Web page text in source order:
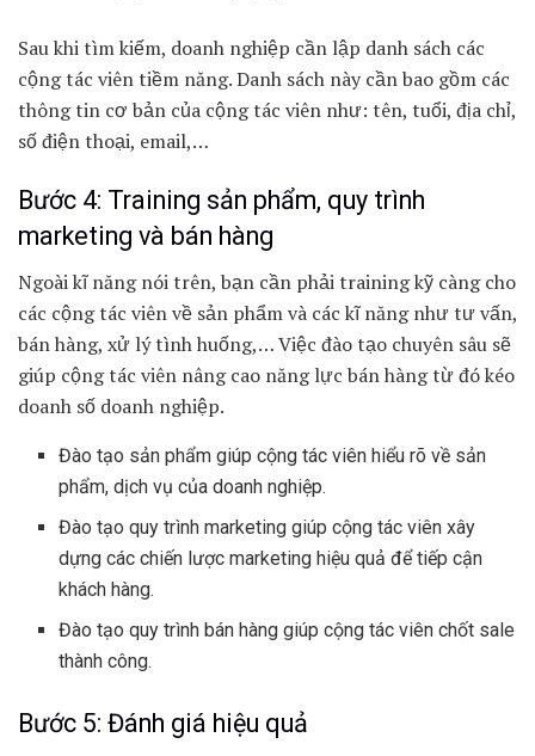
Sau khi tìm kiếm, doanh nghiệp cần lập danh sách các
cộng tác viên tiềm năng. Danh sách này cần bao gồm các
thông tin cơ bản của cộng tác viên như: tên, tuổi, địa chỉ,
số điện thoại, email,…
Bước 4: Training sản phẩm, quy trình
marketing và bán hàng
Ngoài kĩ năng nói trên, bạn cần phải training kỹ càng cho
các cộng tác viên về sản phẩm và các kĩ năng như tư vấn,
bán hàng, xử lý tình huống,… Việc đào tạo chuyên sâu sẽ
giúp cộng tác viên nâng cao năng lực bán hàng từ đó kéo
doanh số doanh nghiệp.
Đào tạo sản phẩm giúp cộng tác viên hiểu rõ về sản
phẩm, dịch vụ của doanh nghiệp.
Đào tạo quy trình marketing giúp cộng tác viên xây
dựng các chiến lược marketing hiệu quả để tiếp cận
khách hàng.
Đào tạo quy trình bán hàng giúp cộng tác viên chốt sale
thành công.
Bước 5: Đánh giá hiệu quả